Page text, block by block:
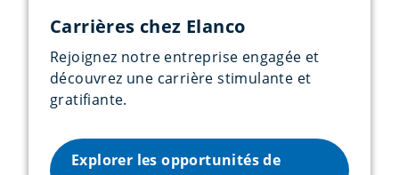
Carrières chez Elanco
Rejoignez notre entreprise engagée et
découvrez une carrière stimulante et
gratifiante.
Explorer les opportunités de